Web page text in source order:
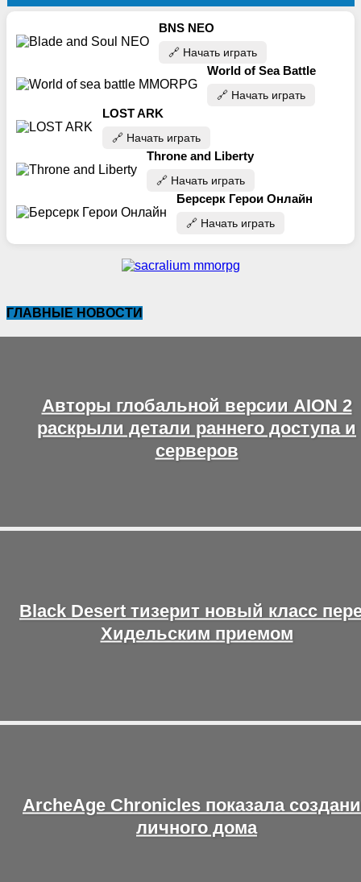
BNS NEO
🔗‍️ Начать играть
World of Sea Battle
🔗‍️ Начать играть
LOST ARK
🔗‍️ Начать играть
Throne and Liberty
🔗‍️ Начать играть
Берсерк Герои Онлайн
🔗‍️ Начать играть
ГЛАВНЫЕ НОВОСТИ
Авторы глобальной версии AION 2
раскрыли детали раннего доступа и
серверов
Black Desert тизерит новый класс
Хидельским приемом
ArcheAge Chronicles показала
личного дома